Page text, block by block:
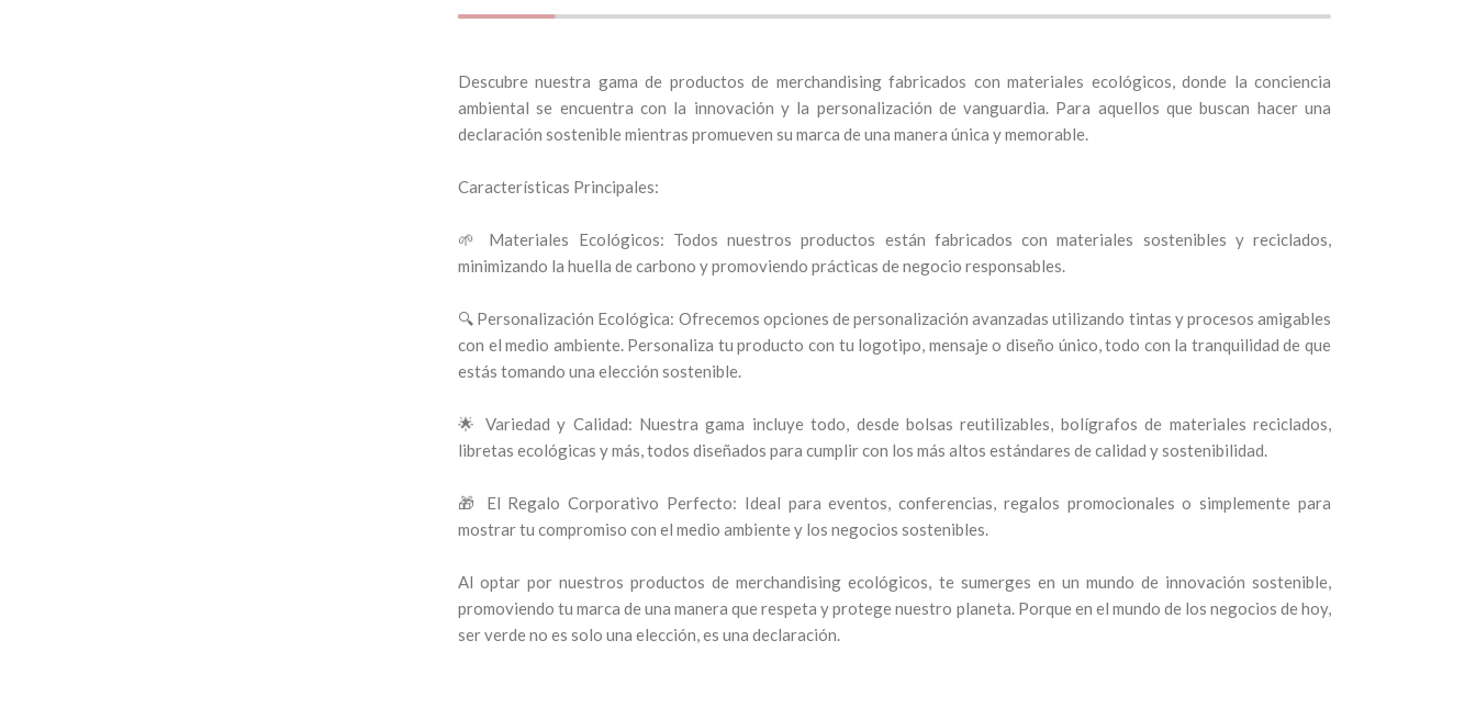
Descubre nuestra gama de productos de merchandising fabricados con materiales ecológicos, donde la conciencia
ambiental se encuentra con la innovación y la personalización de vanguardia. Para aquellos que buscan hacer una
declaración sostenible mientras promueven su marca de una manera única y memorable.
Características Principales:
🌱 Materiales Ecológicos: Todos nuestros productos están fabricados con materiales sostenibles y reciclados,
minimizando la huella de carbono y promoviendo prácticas de negocio responsables.
🔍 Personalización Ecológica: Ofrecemos opciones de personalización avanzadas utilizando tintas y procesos amigables
con el medio ambiente. Personaliza tu producto con tu logotipo, mensaje o diseño único, todo con la tranquilidad de que
estás tomando una elección sostenible.
🌟 Variedad y Calidad: Nuestra gama incluye todo, desde bolsas reutilizables, bolígrafos de materiales reciclados,
libretas ecológicas y más, todos diseñados para cumplir con los más altos estándares de calidad y sostenibilidad.
🎁 El Regalo Corporativo Perfecto: Ideal para eventos, conferencias, regalos promocionales o simplemente para
mostrar tu compromiso con el medio ambiente y los negocios sostenibles.
Al optar por nuestros productos de merchandising ecológicos, te sumerges en un mundo de innovación sostenible,
promoviendo tu marca de una manera que respeta y protege nuestro planeta. Porque en el mundo de los negocios de hoy,
ser verde no es solo una elección, es una declaración.